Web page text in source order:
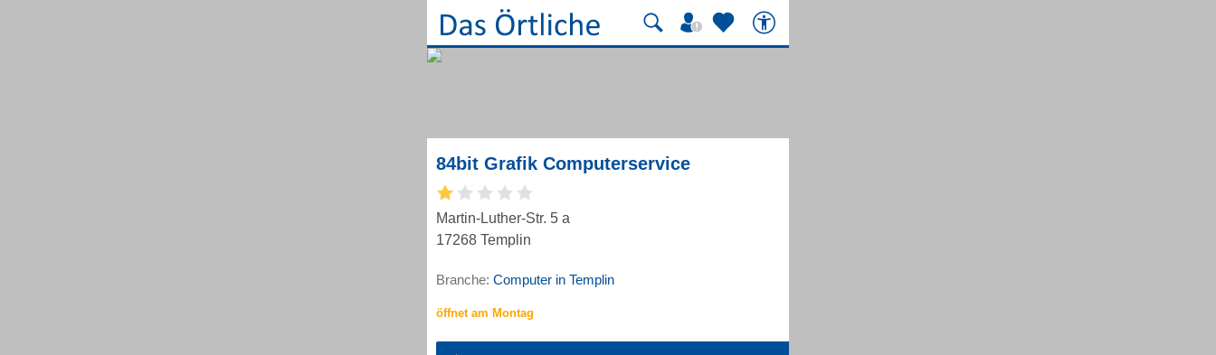
84bit Grafik Computerservice
Martin-Luther-Str. 5 a
17268 Templin
Branche: Computer in Templin